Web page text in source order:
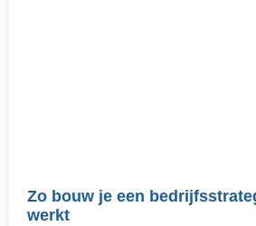
Zo bouw je een
werkt